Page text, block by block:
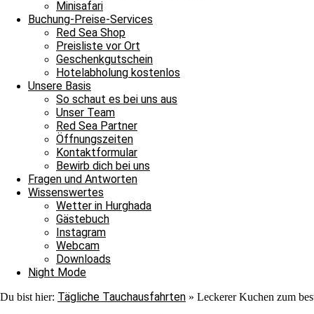
Minisafari
Buchung-Preise-Services
Red Sea Shop
Preisliste vor Ort
Geschenkgutschein
Hotelabholung kostenlos
Unsere Basis
So schaut es bei uns aus
Unser Team
Red Sea Partner
Öffnungszeiten
Kontaktformular
Bewirb dich bei uns
Fragen und Antworten
Wissenswertes
Wetter in Hurghada
Gästebuch
Instagram
Webcam
Downloads
Night Mode
Du bist hier: Tägliche Tauchausfahrten » Leckerer Kuchen zum
Nach ihrer Show verließen auch sie uns ins Blau. Jedoch war auf
Adlerrochen entdecken, der in der Strömung stand, wie ein Fels in
ebenmäßig Marmoriert und wir konnten ihn von der Nähe
unter einem Stein saß. In unserem Sicherheitsstop begegnete uns
hinschauen sollten, machten wir uns überglücklich auf den Weg
als auch für die Neulinge, denn heute hat unsere Tauschfamilie
viel zu feiern, das heißt schnell auf zur Shaab Stella Bar, denn
Grüße von JJ, Sandra und Janina.
Ganztagesfahrt
Tauchplatz 1: Carlson’s Corner
Tauchplatz 2: Erg Somaya
Tauchplatz 3: Balena
An diesem wunderschönen Sonntagmorgen starteten wir unseren